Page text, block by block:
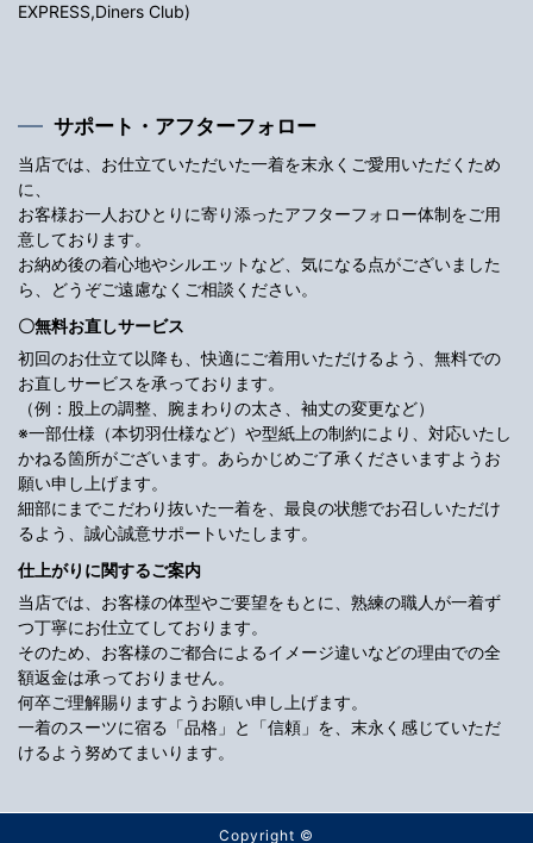
EXPRESS,Diners Club)
サポート・アフターフォロー
当店では、お仕立ていただいた一着を末永くご愛用いただくため
に、
お客様お一人おひとりに寄り添ったアフターフォロー体制をご用
意しております。
お納め後の着心地やシルエットなど、気になる点がございました
ら、どうぞご遠慮なくご相談ください。
〇無料お直しサービス
初回のお仕立て以降も、快適にご着用いただけるよう、無料での
お直しサービスを承っております。
（例：股上の調整、腕まわりの太さ、袖丈の変更など）
※一部仕様（本切羽仕様など）や型紙上の制約により、対応いたし
かねる箇所がございます。あらかじめご了承くださいますようお
願い申し上げます。
細部にまでこだわり抜いた一着を、最良の状態でお召しいただけ
るよう、誠心誠意サポートいたします。
仕上がりに関するご案内
当店では、お客様の体型やご要望をもとに、熟練の職人が一着ず
つ丁寧にお仕立てしております。
そのため、お客様のご都合によるイメージ違いなどの理由での全
額返金は承っておりません。
何卒ご理解賜りますようお願い申し上げます。
一着のスーツに宿る「品格」と「信頼」を、末永く感じていただ
けるよう努めてまいります。
Copyright ©